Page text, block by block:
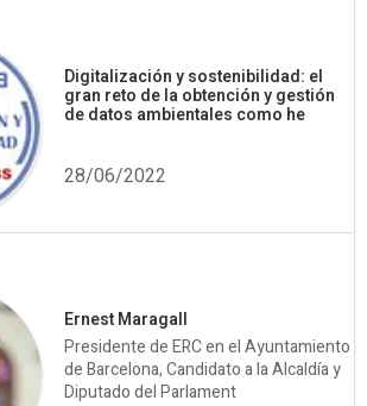
Digitalización y sostenibilidad: el
gran reto de la obtención y gestión
de datos ambientales como he
28/06/2022
Ernest Maragall
Presidente de ERC en el Ayuntamiento
de Barcelona, Candidato a la Alcaldía y
Diputado del Parlament